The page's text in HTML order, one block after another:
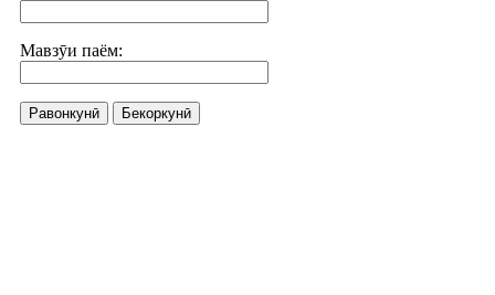
Мавзӯи паём:
Равонкунӣ Бекоркунӣ